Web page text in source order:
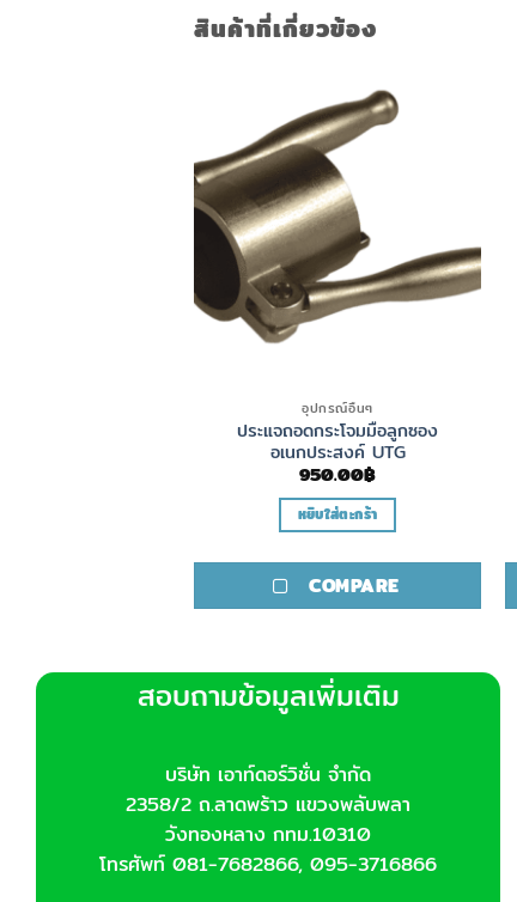
สินค้าที่เกี่ยวข้อง
อุปกรณ์อื่นๆ
ประแจถอดกระโจมมือลูกซอง
อเนกประสงค์ UTG
950.00฿
หยิบใส่ตะกร้า
COMPARE
สอบถามข้อมูลเพิ่มเติม
บริษัท เอาท์ดอร์วิชั่น จำกัด
2358/2 ถ.ลาดพร้าว แขวงพลับพลา
วังทองหลาง กทม.10310
โทรศัพท์ 081-7682866, 095-3716866